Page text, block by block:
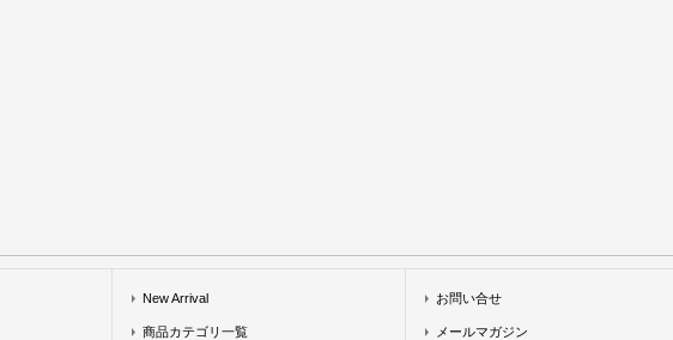
New Arrival
商品カテゴリ一覧
お問い合せ
メールマガジン